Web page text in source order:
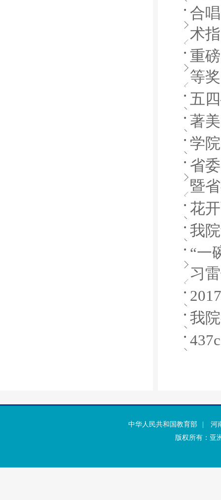
合
术
重
等
五
著
学
省
暨
花
我
“一
习
我
中华人民共和国教育部
河
版权所有：亚